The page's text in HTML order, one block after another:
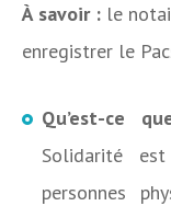
À savoir : le
enregistrer le
Qu’est-ce
Solidarité
personnes